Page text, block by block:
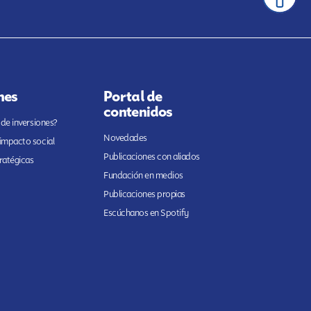
inversiones?
social
Portal de
contenidos
Novedades
Publicaciones con aliados
Fundación en medios
Publicaciones propias
Escúchanos en Spotify